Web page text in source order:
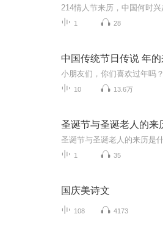
1 28
中国传统节日传说 年
10 13.6万
圣诞节与圣诞老人的来
1 35
国庆美诗文
108 4173